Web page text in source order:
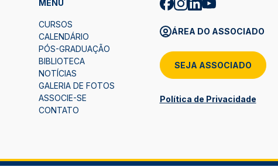
MENU
CURSOS
CALENDÁRIO
PÓS-GRADUAÇÃO
BIBLIOTECA
NOTÍCIAS
GALERIA DE FOTOS
ASSOCIE-SE
CONTATO
ÁREA DO ASSOCIADO
SEJA ASSOCIADO
Política de Privacidade